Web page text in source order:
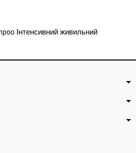
Інтенсивний живильний